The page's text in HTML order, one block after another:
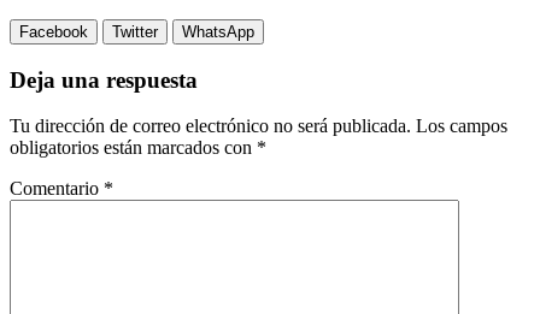
Facebook Twitter WhatsApp
Deja una respuesta
Tu dirección de correo electrónico no será publicada. Los campos
obligatorios están marcados con *
Comentario *